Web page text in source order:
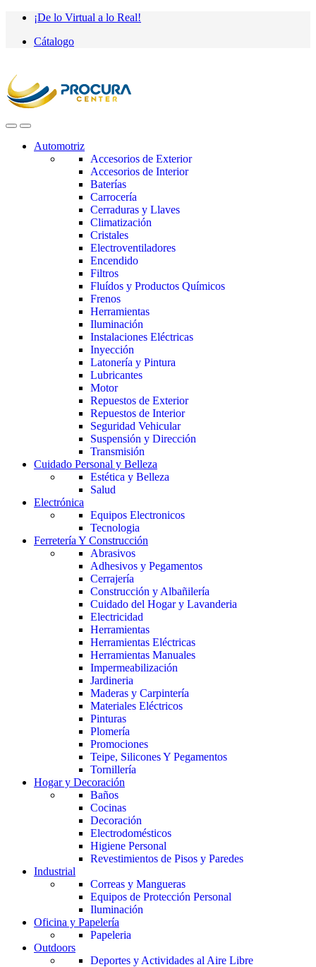
Saltar
navegación
saltar
contenido
¡De lo Virtual a lo Real!
Cátalogo
Automotriz
Accesorios de Exterior
Accesorios de Interior
Baterías
Carrocería
Cerraduras y Llaves
Climatización
Cristales
Electroventiladores
Encendido
Filtros
Fluídos y Productos Químicos
Frenos
Herramientas
Iluminación
Instalaciones Eléctricas
Inyección
Latonería y Pintura
Lubricantes
Motor
Repuestos de Exterior
Repuestos de Interior
Seguridad Vehicular
Suspensión y Dirección
Transmisión
Cuidado Personal y Belleza
Estética y Belleza
Salud
Electrónica
Equipos Electronicos
Tecnologia
Ferretería Y Construcción
Abrasivos
Adhesivos y Pegamentos
Cerrajería
Construcción y Albañilería
Cuidado del Hogar y Lavanderia
Electricidad
Herramientas
Herramientas Eléctricas
Herramientas Manuales
Impermeabilización
Jardineria
Maderas y Carpintería
Materiales Eléctricos
Pinturas
Plomería
Promociones
Teipe, Silicones Y Pegamentos
Tornillería
Hogar y Decoración
Baños
Cocinas
Decoración
Electrodomésticos
Higiene Personal
Revestimientos de Pisos y Paredes
Industrial
Correas y Mangueras
Equipos de Protección Personal
Iluminación
Oficina y Papelería
Papeleria
Outdoors
Deportes y Actividades al Aire Libre